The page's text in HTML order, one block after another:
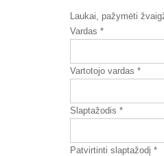
Laukai, pažymėti
Vardas *
Vartotojo vardas *
Slaptažodis *
Patvirtinti slaptažodį *